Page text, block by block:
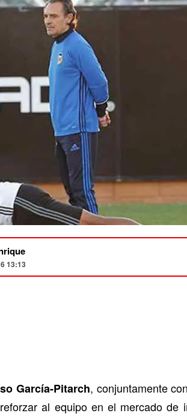
13:13
García-Pitarch, conjuntamente con
al equipo en el mercado de